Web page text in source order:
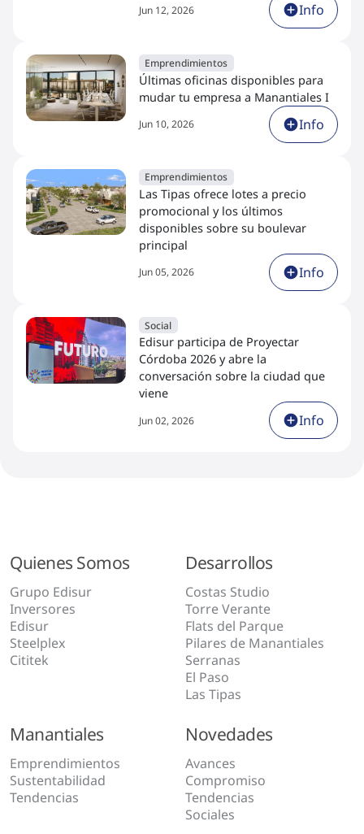
Jun 12, 2026 Info
Emprendimientos
Últimas oficinas disponibles para
mudar tu empresa a Manantiales I
Jun 10, 2026 Info
Emprendimientos
Las Tipas ofrece lotes a precio
promocional y los últimos
disponibles sobre su boulevar
principal
Jun 05, 2026 Info
Social
Edisur participa de Proyectar
Córdoba 2026 y abre la
conversación sobre la ciudad que
viene
Jun 02, 2026 Info
Quienes Somos
Grupo Edisur
Inversores
Edisur
Steelplex
Cititek
Desarrollos
Costas Studio
Torre Verante
Flats del Parque
Pilares de Manantiales
Serranas
El Paso
Las Tipas
Manantiales
Emprendimientos
Sustentabilidad
Tendencias
Novedades
Avances
Compromiso
Tendencias
Sociales